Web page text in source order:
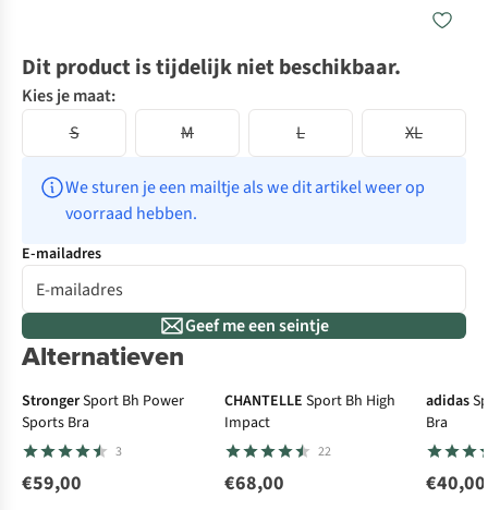
Dit product is tijdelijk niet beschikbaar.
Kies je maat:
S
M L XL
We sturen je een mailtje als we dit artikel weer op
voorraad hebben.
E-mailadres
Geef me een seintje
Alternatieven
StrongerSport Bh Power
Sports Bra
3
€59,00
CHANTELLE Sport Bh High
Impact
22
€68,00
adidas
Bra
€40,00